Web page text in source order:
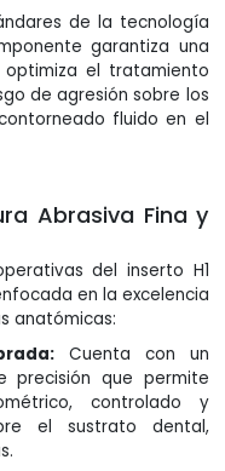
de la tecnología
garantiza una
optimiza el tratamiento
de agresión sobre los
fluido en el
Abrasiva Fina y
del inserto H1
en la excelencia
anatómicas:
Cuenta con un
precisión que permite
controlado y
el sustrato dental,